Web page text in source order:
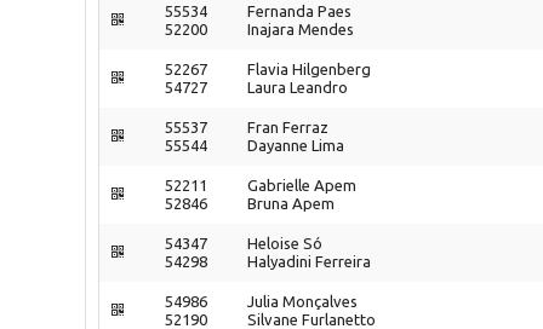
55534
52200
Fernanda Paes
Inajara Mendes
52267
54727
Flavia Hilgenberg
Laura Leandro
55537
55544
Fran Ferraz
Dayanne Lima
52211
52846
Gabrielle Apem
Bruna Apem
54347
54298
Heloise Só
Halyadini Ferreira
54986
52190
Julia Monçalves
Silvane Furlanetto